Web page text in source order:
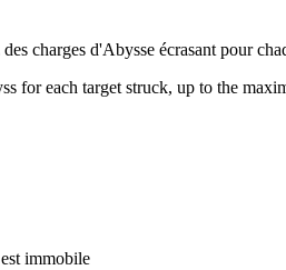
charges d'Abysse écrasant pour
for each target struck, up to the
immobile